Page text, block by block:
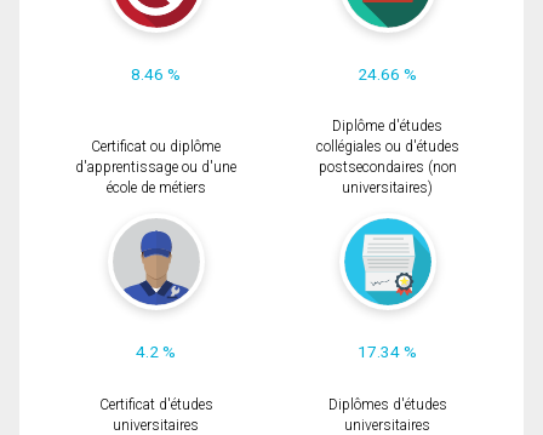
8.46 % 24.66 %
Certificat ou diplôme
d'apprentissage ou d'une
école de métiers
4.2 %
Diplôme d'études
collégiales ou d'études
postsecondaires (non
universitaires)
17.34 %
Certificat d'études
universitaires
Diplômes d'études
universitaires